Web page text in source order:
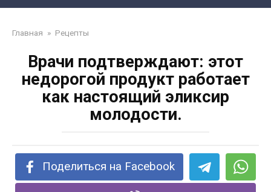
Главная » Рецепты
Врачи подтверждают: этот
недорогой продукт работает
как настоящий эликсир
молодости.
Поделиться на Facebook